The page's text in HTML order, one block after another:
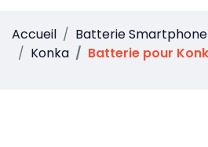
Accueil
Batterie
Konka
Batterie pour